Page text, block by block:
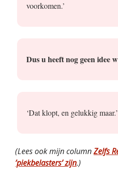
voorkomen.’
Dus u heeft nog geen idee
‘Dat klopt, en gelukkig maar.’
(Lees ook mijn columnZelfs
’piekbelasters’ zijn.)